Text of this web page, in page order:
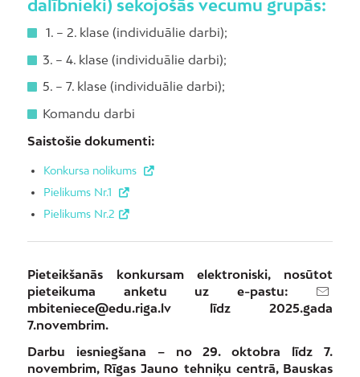
dalībnieki) sekojošās vecumu grupās:
1. – 2. klase (individuālie darbi);
3. – 4. klase (individuālie darbi);
5. – 7. klase (individuālie darbi);
Komandu darbi
Saistošie dokumenti:
Konkursa nolikums
Pielikums Nr.1
Pielikums Nr.2
Pieteikšanās konkursam elektroniski, nosūtot
pieteikuma anketu uz e-pastu:
mbiteniece@edu.riga.lv
līdz 2025.gada
7.novembrim.
Darbu iesniegšana – no 29. oktobra līdz 7.
novembrim, Rīgas Jauno tehniķu centrā, Bauskas